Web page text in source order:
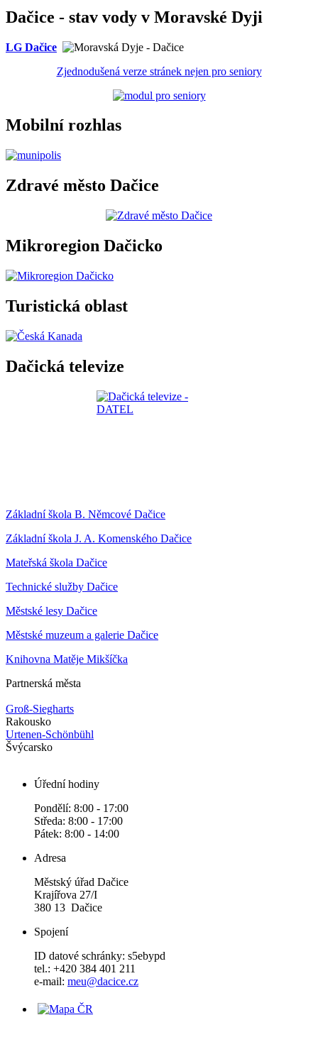
Dačice - stav vody v Moravské Dyji
LG Dačice
Zjednodušená verze stránek nejen pro seniory
Mobilní rozhlas
Zdravé město Dačice
Mikroregion Dačicko
Turistická oblast
Dačická televize
Základní škola B. Němcové Dačice
Základní škola J. A. Komenského Dačice
Mateřská škola Dačice
Technické služby Dačice
Městské lesy Dačice
Městské muzeum a galerie Dačice
Knihovna Matěje Mikšíčka
Partnerská města
Groß-Siegharts
Rakousko
Urtenen-Schönbühl
Švýcarsko
Úřední hodiny
Pondělí: 8:00 - 17:00
Středa: 8:00 - 17:00
Pátek: 8:00 - 14:00
Adresa
Městský úřad Dačice
Krajířova 27/I
380 13 Dačice
Spojení
ID datové schránky: s5ebypd
tel.: +420 384 401 211
e-mail: meu@dacice.cz